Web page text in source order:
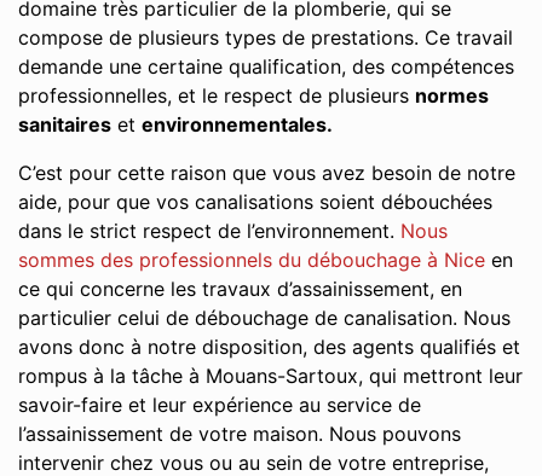
domaine très particulier de la plomberie, qui se
compose de plusieurs types de prestations. Ce travail
demande une certaine qualification, des compétences
professionnelles, et le respect de plusieurs normes
sanitaires et environnementales.
C’est pour cette raison que vous avez besoin de notre
aide, pour que vos canalisations soient débouchées
dans le strict respect de l’environnement. Nous
sommes des professionnels du débouchage à Nice en
ce qui concerne les travaux d’assainissement, en
particulier celui de débouchage de canalisation. Nous
avons donc à notre disposition, des agents qualifiés et
rompus à la tâche à Mouans-Sartoux, qui mettront leur
savoir-faire et leur expérience au service de
l’assainissement de votre maison. Nous pouvons
intervenir chez vous ou au sein de votre entreprise,